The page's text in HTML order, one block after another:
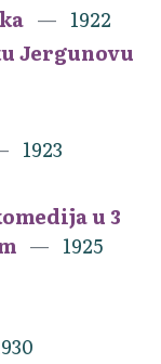
1922
Jergunovu
1923
u 3
1925